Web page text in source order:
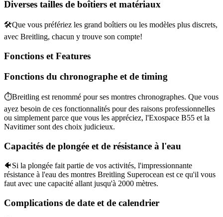
Diverses tailles de boîtiers et matériaux
🛠️Que vous préfériez les grand boîtiers ou les modèles plus discrets,
avec Breitling, chacun y trouve son compte!
Fonctions et Features
Fonctions du chronographe et de timing
⏱️Breitling est renommé pour ses montres chronographes. Que vous
ayez besoin de ces fonctionnalités pour des raisons professionnelles
ou simplement parce que vous les appréciez, l'Exospace B55 et la
Navitimer sont des choix judicieux.
Capacités de plongée et de résistance à l'eau
🐠Si la plongée fait partie de vos activités, l'impressionnante
résistance à l'eau des montres Breitling Superocean est ce qu'il vous
faut avec une capacité allant jusqu'à 2000 mètres.
Complications de date et de calendrier